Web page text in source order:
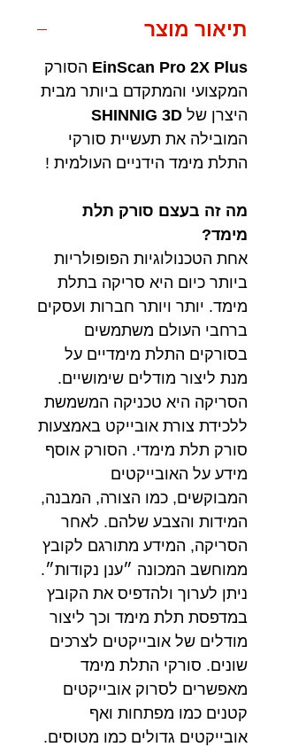
תיאור מוצר
EinScan Pro 2X Plus הסורק
המקצועי והמתקדם ביותר מבית
היצרן של SHINNIG 3D
המובילה את תעשיית סורקי
התלת מימד הידניים העולמית !
מה זה בעצם סורק תלת
מימד?
אחת הטכנולוגיות הפופולריות
ביותר כיום היא סריקה בתלת
מימד. יותר ויותר חברות ועסקים
ברחבי העולם משתמשים
בסורקים התלת מימדיים על
מנת ליצור מודלים שימושיים.
הסריקה היא טכניקה המשמשת
ללכידת צורת אובייקט באמצעות
סורק תלת מימדי. הסורק אוסף
מידע על האובייקטים
המבוקשים, כמו הצורה, המבנה,
המידות והצבע שלהם. לאחר
הסריקה, המידע מתורגם לקובץ
ממוחשב המכונה ״ענן נקודות״.
ניתן לערוך ולהדפיס את הקובץ
במדפסת תלת מימד וכך ליצור
מודלים של אובייקטים לצרכים
שונים. סורקי התלת מימד
מאפשרים לסרוק אובייקטים
קטנים כמו מפתחות ואף
אובייקטים גדולים כמו מטוסים.